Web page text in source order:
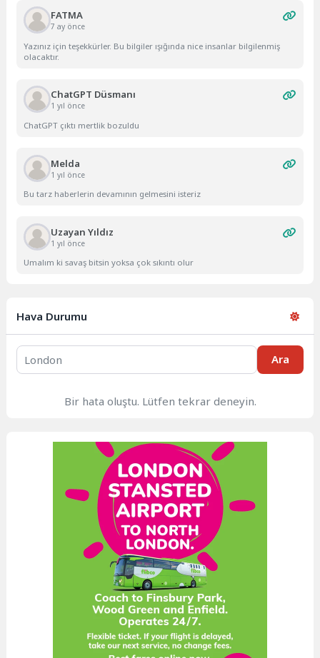
FATMA
7 ay önce
Yazınız için teşekkürler. Bu bilgiler ışığında nice insanlar bilgilenmiş
olacaktır.
ChatGPT Düsmanı
1 yıl önce
ChatGPT çıktı mertlik bozuldu
Melda
1 yıl önce
Bu tarz haberlerin devamının gelmesini isteriz
Uzayan Yıldız
1 yıl önce
Umalım ki savaş bitsin yoksa çok sıkıntı olur
Hava Durumu
Ara
Bir hata oluştu. Lütfen tekrar deneyin.